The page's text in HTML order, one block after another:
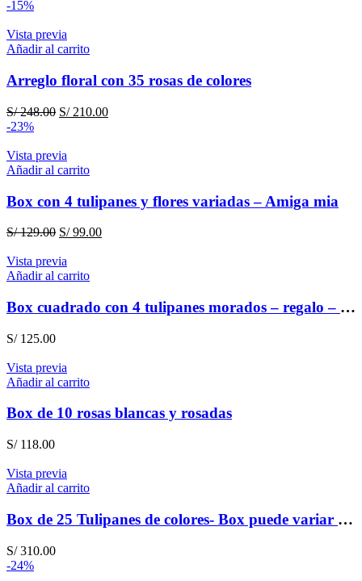
-15%
Vista previa
Añadir al carrito
Arreglo floral con 35 rosas de colores
S/248.00 El
era:
S/ 248.00.
S/210.00El
-23%
Vista previa
Añadir al carrito
Box con 4 tulipanes y flores variadas – Amiga mia
S/129.00 El
original
era:
S/99.00El
Vista previa
Añadir al carrito
Box cuadrado con 4 tulipanes morados – regalo – amistad
S/125.00
Vista previa
Añadir al carrito
Box de 10 rosas blancas y rosadas
S/118.00
Vista previa
Añadir al carrito
Box de 25 Tulipanes de colores- Box puede variar según stock
S/310.00
-24%